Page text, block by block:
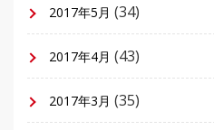
2017年5月 (34)
2017年4月 (43)
2017年3月 (35)